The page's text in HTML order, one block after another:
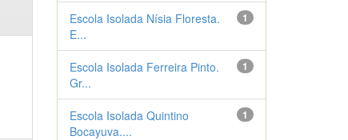
1
Escola Isolada Nísia Floresta.
E...
1
Escola Isolada Ferreira Pinto.
Gr...
1
Escola Isolada Quintino
Bocayuva....